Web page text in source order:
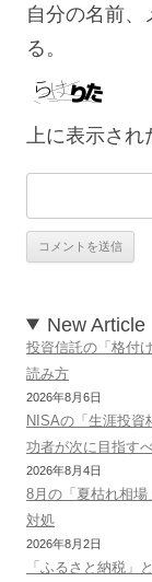
自分の名前、
る。
上に表示さ
New Article
投資信託の「格付
読み方
2026年8月6日
NISAの「生涯投資
功者が次に目指す
2026年8月4日
8月の「夏枯れ相
対処
2026年8月2日
「ふるさと納税」